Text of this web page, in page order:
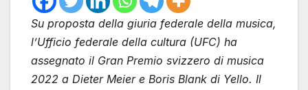
Su proposta della giuria federale della musica,
l’Ufficio federale della cultura (UFC) ha
assegnato il Gran Premio svizzero di musica
2022 a Dieter Meier e Boris Blank di Yello. Il